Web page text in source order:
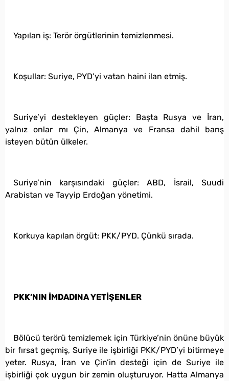
Yapılan iş: Terör örgütlerinin temizlenmesi.
Koşullar: Suriye, PYD’yi vatan haini ilan etmiş.
Suriye’yi destekleyen güçler: Başta Rusya ve İran,
yalnız onlar mı Çin, Almanya ve Fransa dahil barış
isteyen bütün ülkeler.
Suriye’nin karşısındaki güçler: ABD, İsrail, Suudi
Arabistan ve Tayyip Erdoğan yönetimi.
Korkuya kapılan örgüt: PKK/PYD. Çünkü sırada.
PKK’NIN İMDADINA YETİŞENLER
Bölücü terörü temizlemek için Türkiye’nin önüne büyük
bir fırsat geçmiş, Suriye ile işbirliği PKK/PYD’yi bitirmeye
yeter. Rusya, İran ve Çin’in desteği için de Suriye ile
işbirliği çok uygun bir zemin oluşturuyor. Hatta Almanya